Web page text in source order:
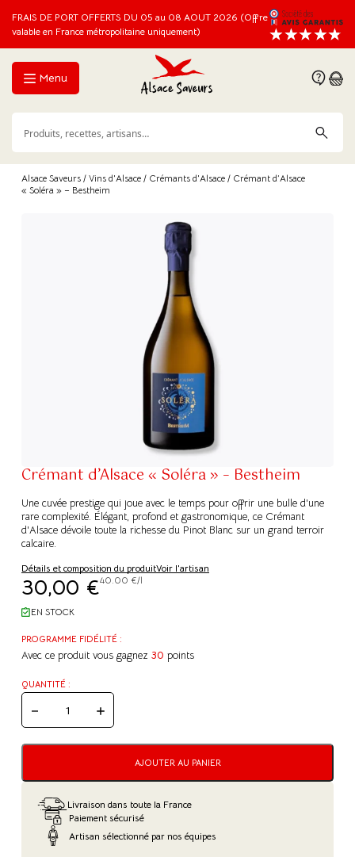
FRAIS DE PORT OFFERTS DU 05 au 08 AOUT 2026 (Offre
valable en France métropolitaine uniquement)
Menu
Alsace Saveurs / Vins d'Alsace / Crémants d'Alsace / Crémant d’Alsace
« Soléra » – Bestheim
Crémant d’Alsace « Soléra » – Bestheim
Une cuvée prestige qui joue avec le temps pour offrir une bulle d'une
rare complexité. Élégant, profond et gastronomique, ce Crémant
d'Alsace dévoile toute la richesse du Pinot Blanc sur un grand terroir
calcaire.
Détails et composition du produitVoir l'artisan
30,00 €40.00 €/l
EN STOCK
PROGRAMME FIDÉLITÉ :
Avec ce produit vous gagnez 30 points
QUANTITÉ :
QUANTITÉ
DE
D'ALSACE
BESTHEIM
AJOUTER AU PANIER
Livraison dans toute la France
Paiement sécurisé
Artisan sélectionné par nos équipes